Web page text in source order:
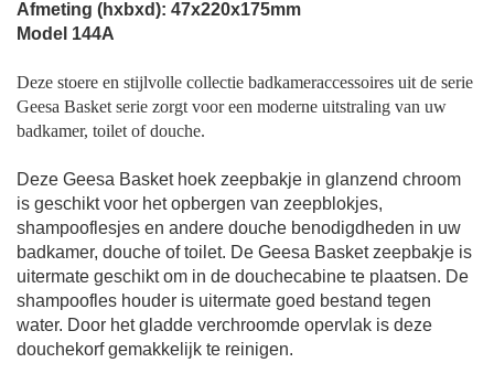
Afmeting (hxbxd): 47x220x175mm
Model 144A
Deze stoere en stijlvolle collectie badkameraccessoires uit de serie
Geesa Basket serie zorgt voor een moderne uitstraling van uw
badkamer, toilet of douche.
Deze Geesa Basket hoek zeepbakje in glanzend chroom
is geschikt voor het opbergen van zeepblokjes,
shampooflesjes en andere douche benodigdheden in uw
badkamer, douche of toilet. De Geesa Basket zeepbakje is
uitermate geschikt om in de douchecabine te plaatsen. De
shampoofles houder is uitermate goed bestand tegen
water. Door het gladde verchroomde opervlak is deze
douchekorf gemakkelijk te reinigen.